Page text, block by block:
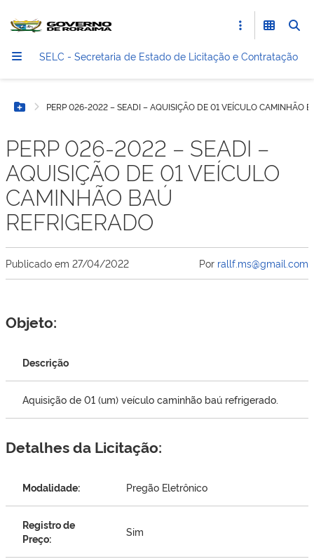
SELC - Secretaria de Estado de Licitação e Contratação
Botão Menu
PERP 026-2022 – SEADI – AQUISIÇÃO DE 01 VEÍCULO CAMINHÃO
PERP 026-2022 – SEADI –
AQUISIÇÃO DE 01 VEÍCULO
CAMINHÃO BAÚ
REFRIGERADO
Publicado em 27/04/2022 Por rallf.ms@gmail.com
Objeto:
Descrição
Aquisição de 01 (um) veículo caminhão baú refrigerado.
Detalhes da Licitação:
Modalidade: Pregão Eletrônico
Registro de
Preço:
Sim